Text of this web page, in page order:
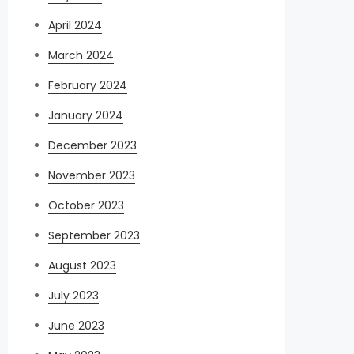
April 2024
March 2024
February 2024
January 2024
December 2023
November 2023
October 2023
September 2023
August 2023
July 2023
June 2023